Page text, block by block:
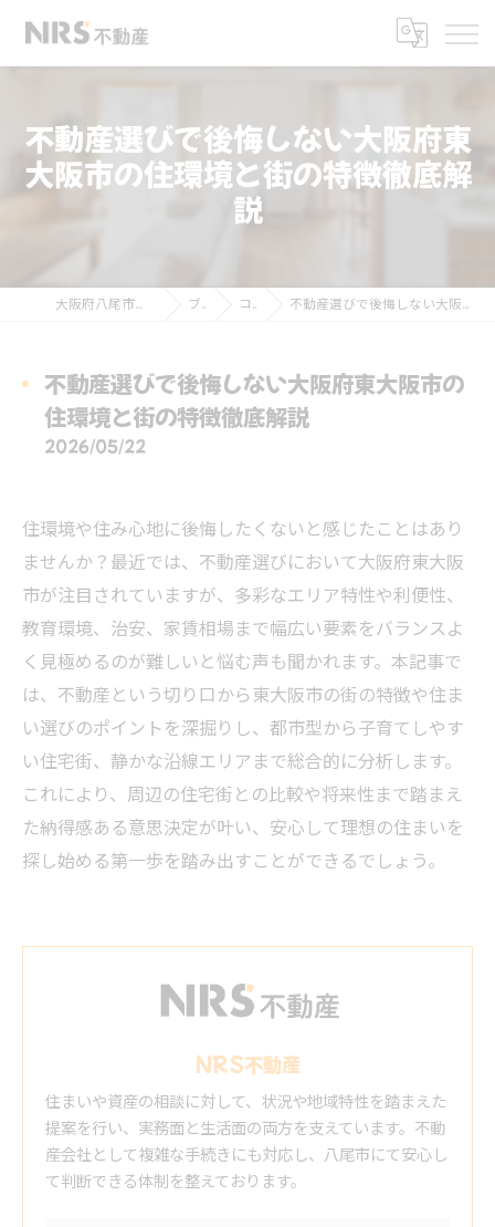
不動産選びで後悔しない大阪府東
大阪市の住環境と街の特徴徹底解
説
大阪府八尾市の不動産ならNRS不動産 ブログ コラム 不動産選びで後悔しない大阪府東大阪市の住環境と街の特徴徹底解説
不動産選びで後悔しない大阪府東大阪市の
住環境と街の特徴徹底解説
2026/05/22
住環境や住み心地に後悔したくないと感じたことはあり
ませんか？最近では、不動産選びにおいて大阪府東大阪
市が注目されていますが、多彩なエリア特性や利便性、
教育環境、治安、家賃相場まで幅広い要素をバランスよ
く見極めるのが難しいと悩む声も聞かれます。本記事で
は、不動産という切り口から東大阪市の街の特徴や住ま
い選びのポイントを深掘りし、都市型から子育てしやす
い住宅街、静かな沿線エリアまで総合的に分析します。
これにより、周辺の住宅街との比較や将来性まで踏まえ
た納得感ある意思決定が叶い、安心して理想の住まいを
探し始める第一歩を踏み出すことができるでしょう。
NRS不動産
住まいや資産の相談に対して、状況や地域特性を踏まえた
提案を行い、実務面と生活面の両方を支えています。不動
産会社として複雑な手続きにも対応し、八尾市にて安心し
て判断できる体制を整えております。